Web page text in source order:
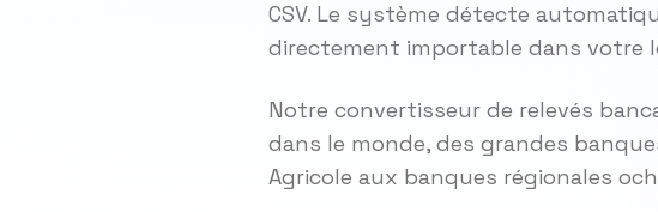
CSV. Le système détecte
directement importable dans votre
Notre convertisseur de relevés
dans le monde, des grandes
Agricole aux banques régionales